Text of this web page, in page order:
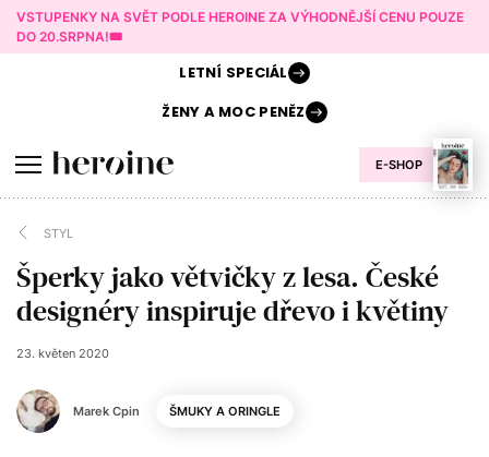
VSTUPENKY NA SVĚT PODLE HEROINE ZA VÝHODNĚJŠÍ CENU POUZE
DO 20.SRPNA!🎟️
E-SHOP
LETNÍ SPECIÁL
ŽENY AMOC PENĚZ
STYL
Šperky jako větvičky z lesa. České
designéry inspiruje dřevo i květiny
Marek Cpin
23. květen 2020
ŠMUKY A ORINGLE